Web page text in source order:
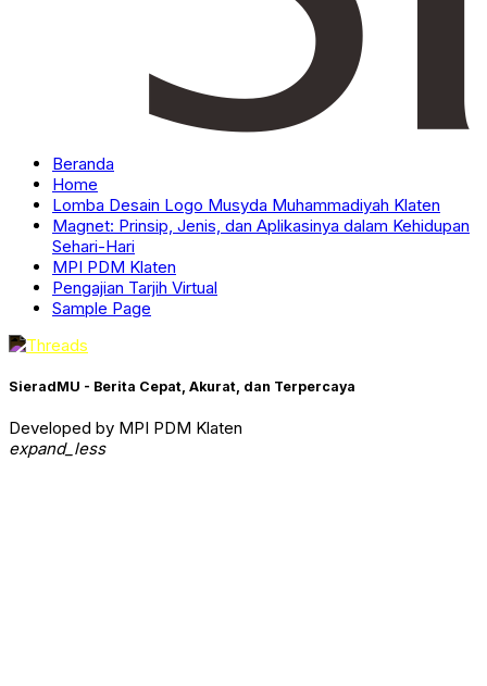
Beranda
Home
Lomba Desain Logo Musyda Muhammadiyah Klaten
Magnet: Prinsip, Jenis, dan Aplikasinya dalam Kehidupan
Sehari-Hari
MPI PDM Klaten
Pengajian Tarjih Virtual
Sample Page
SieradMU - Berita Cepat, Akurat, dan Terpercaya
Developed by MPI PDM Klaten
expand_less